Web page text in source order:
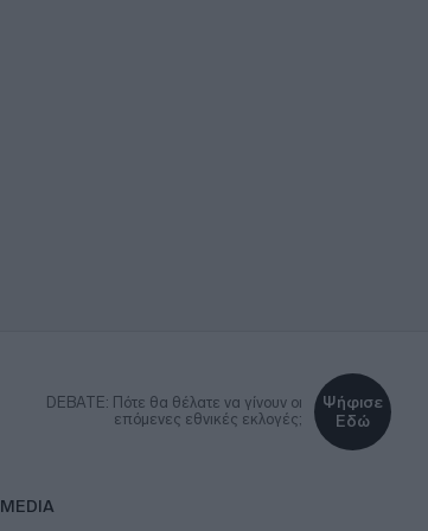
DEBATE: Πότε θα θέλατε να γίνουν οι
επόμενες εθνικές εκλογές;
Ψήφισε
Εδώ
MEDIA